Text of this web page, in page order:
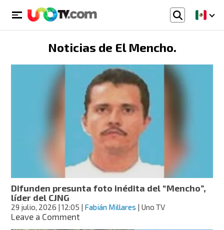
Noticias de El Mencho.
Difunden presunta foto inédita del “Mencho”,
líder del CJNG
29 julio, 2026 | 12:05 | Fabián Millares | Uno TV
Leave a Commenton